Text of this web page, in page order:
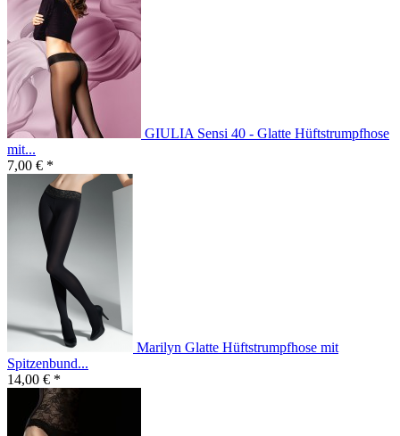
GIULIA Sensi 40 - Glatte Hüftstrumpfhose
mit...
7,00 € *
Marilyn Glatte Hüftstrumpfhose mit
Spitzenbund...
14,00 € *